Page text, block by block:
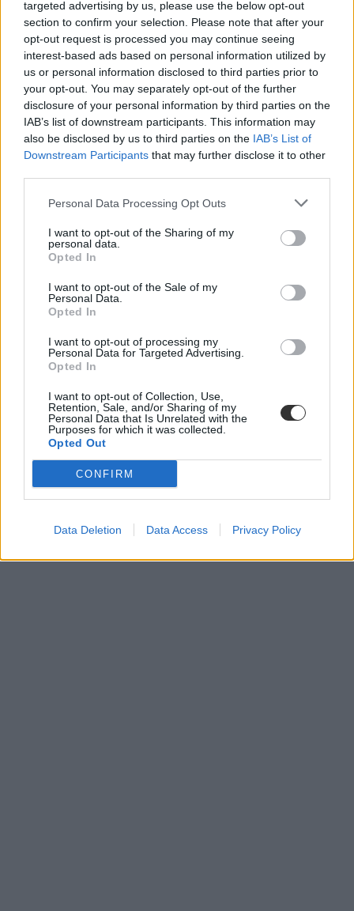
targeted advertising by us, please use the below opt-out
section to confirm your selection. Please note that after your
opt-out request is processed you may continue seeing
interest-based ads based on personal information utilized by
us or personal information disclosed to third parties prior to
your opt-out. You may separately opt-out of the further
disclosure of your personal information by third parties on the
IAB’s list of downstream participants. This information may
also be disclosed by us to third parties on the IAB’s List of
Downstream Participants that may further disclose it to other
Personal Data Processing Opt Outs
I want to opt-out of the Sharing of my
personal data.
Opted In
I want to opt-out of the Sale of my
Personal Data.
Opted In
I want to opt-out of processing my
Personal Data for Targeted Advertising.
Opted In
I want to opt-out of Collection, Use,
Retention, Sale, and/or Sharing of my
Personal Data that Is Unrelated with the
Purposes for which it was collected.
Opted Out
CONFIRM
Data Deletion Data Access Privacy Policy
ellenőrzés
könyvesbolt
gyermekvédelmi törvény
könyvek betiltása